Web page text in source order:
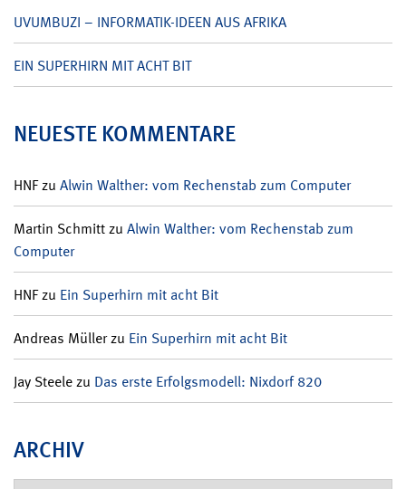
UVUMBUZI – INFORMATIK-IDEEN AUS AFRIKA
EIN SUPERHIRN MIT ACHT BIT
NEUESTE KOMMENTARE
HNFzu Alwin Walther: vom Rechenstab zum Computer
Martin Schmittzu Alwin Walther: vom Rechenstab zum
Computer
HNFzu Ein Superhirn mit acht Bit
Andreas Müllerzu Ein Superhirn mit acht Bit
Jay Steelezu Das erste Erfolgsmodell: Nixdorf 820
ARCHIV